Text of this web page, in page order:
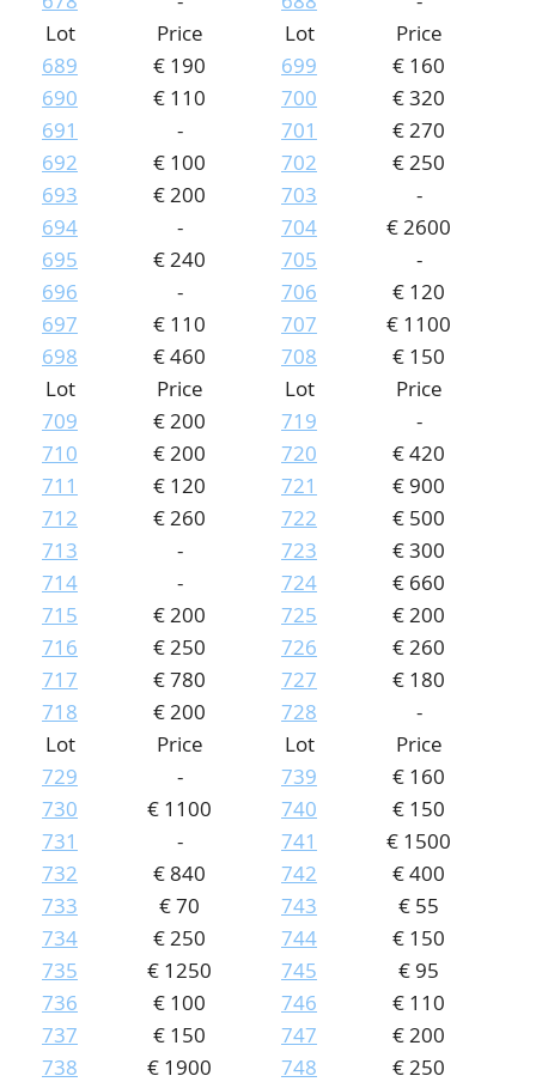
Lot
Price
689
€ 190
690
€ 110
691
-
692
€ 100
693
€ 200
694
-
695
€ 240
696
-
697
€ 110
698
€ 460
Lot
Price
699
€ 160
700
€ 320
701
€ 270
702
€ 250
703
-
704
€ 2600
705
-
706
€ 120
707
€ 1100
708
€ 150
Lot
Price
709
€ 200
710
€ 200
711
€ 120
712
€ 260
713
-
714
-
715
€ 200
716
€ 250
717
€ 780
718
€ 200
Lot
Price
719
-
720
€ 420
721
€ 900
722
€ 500
723
€ 300
724
€ 660
725
€ 200
726
€ 260
727
€ 180
728
-
Lot
Price
729
-
730
€ 1100
731
-
732
€ 840
733
€ 70
734
€ 250
735
€ 1250
736
€ 100
737
€ 150
738
€ 1900
Lot
Price
739
€ 160
740
€ 150
741
€ 1500
742
€ 400
743
€ 55
744
€ 150
745
€ 95
746
€ 110
747
€ 200
748
€ 250